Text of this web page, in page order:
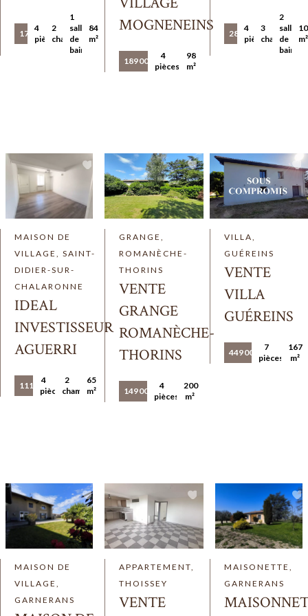
179 000 €
4
pièces
2
chambres
1
salle
de
bains
84.78
m²
MOGNENEINS
189 000 €
4
pièces
98
m²
280 000 €
4
pièces
3
chambres
2
salles
de
bains
m²
MAISON DE
VILLAGE, SAINT-
DIDIER-SUR-
CHALARONNE
IDEAL
INVESTISSEUR
AGUERRI
111 000 €
4
pièces
2
chambres
65
m²
GRANGE,
ROMANÈCHE-
THORINS
VENTE
GRANGE
ROMANÈCHE-
THORINS
149 000 €
4
pièces
200
m²
VILLA,
GUÉREINS
VENTE
VILLA
GUÉREINS
449 000 €
7
pièces
167
m²
MAISON DE
VILLAGE,
GARNERANS
APPARTEMENT,
THOISSEY
VENTE
MAISONETTE,
GARNERANS